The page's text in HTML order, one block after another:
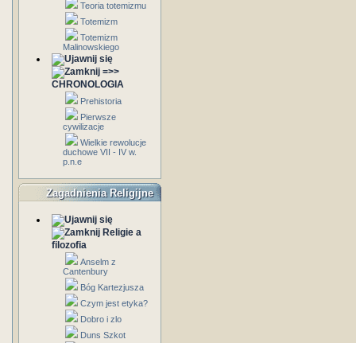
Teoria totemizmu
Totemizm
Totemizm
Malinowskiego
=>>
CHRONOLOGIA
Prehistoria
Pierwsze
cywilizacje
Wielkie rewolucje
duchowe VII - IV w.
p.n.e
Zagadnienia Religijne
Religie a
filozofia
Anselm z
Cantenbury
Bóg Kartezjusza
Czym jest etyka?
Dobro i zlo
Duns Szkot